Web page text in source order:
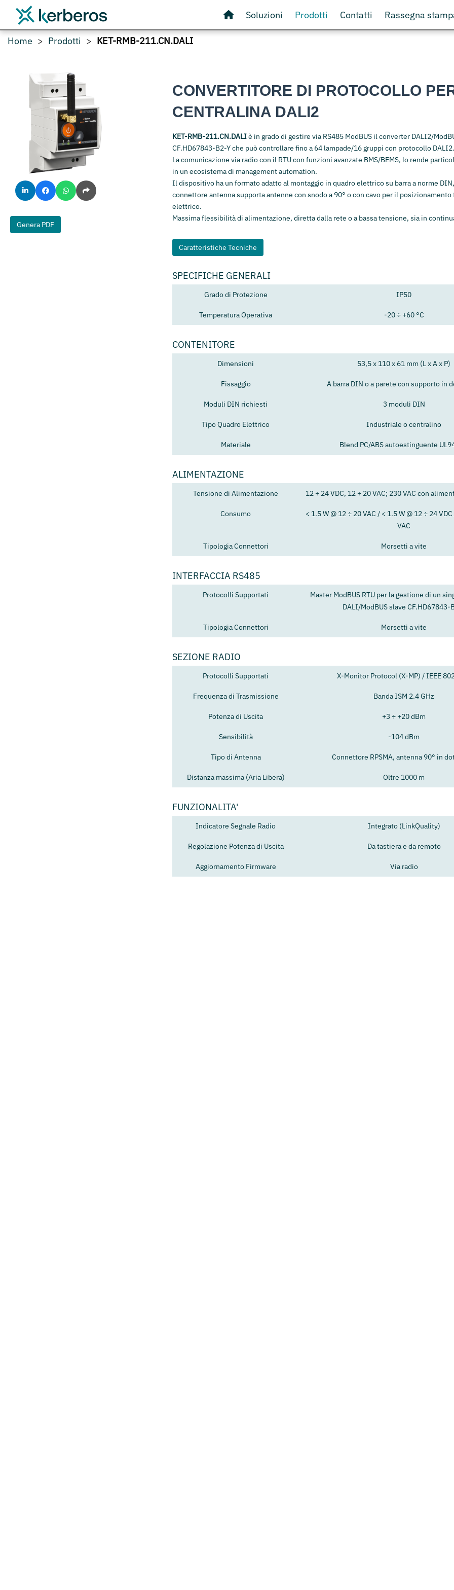
Soluzioni Prodotti Contatti Rassegna
Home Prodotti KET-RMB-211.CN.DALI
Genera PDF
CONVERTITORE DI PROTOCOLLO
CENTRALINA DALI2
KET-RMB-211.CN.DALIè in grado di gestire via RS485 ModBUS il converter DALI2/
CF.HD67843-B2-Y che può controllare fino a 64 lampade/16 gruppi con protocollo DALI2.
La comunicazione via radio con il RTU con funzioni avanzate BMS/BEMS, lo rende
in un ecosistema di management automation.
Il dispositivo ha un formato adatto al montaggio in quadro elettrico su barra a norme
connettore antenna supporta antenne con snodo a 90° o con cavo per il
elettrico.
Massima flessibilità di alimentazione, diretta dalla rete o a bassa tensione, sia in
Caratteristiche Tecniche
SPECIFICHE GENERALI
Grado di Protezione IP50
Temperatura Operativa -20 ÷ +60 °C
CONTENITORE
Dimensioni 53,5 x 110 x 61 mm (L x A x P)
Fissaggio A barra DIN o a parete con supporto in
Moduli DIN richiesti 3 moduli DIN
Tipo Quadro Elettrico Industriale o centralino
Materiale Blend PC/ABS autoestinguente
ALIMENTAZIONE
Tensione di Alimentazione 12 ÷ 24 VDC, 12 ÷ 20 VAC; 230 VAC con
Consumo
< 1.5 W @ 12 ÷ 20 VAC / < 1.5 W @ 12 ÷ 24
VAC
Tipologia Connettori Morsetti a vite
INTERFACCIA RS485
Protocolli Supportati
Master ModBUS RTU per la gestione di un
DALI/ModBUS slave CF.HD67843-
Tipologia Connettori Morsetti a vite
SEZIONE RADIO
Protocolli Supportati X-Monitor Protocol (X-MP) / IEEE
Frequenza di Trasmissione Banda ISM 2.4 GHz
Potenza di Uscita +3 ÷ +20 dBm
Sensibilità -104 dBm
Tipo di Antenna Connettore RPSMA, antenna 90° in
Distanza massima (Aria Libera) Oltre 1000 m
FUNZIONALITA'
Indicatore Segnale Radio Integrato (LinkQuality)
Regolazione Potenza di Uscita Da tastiera e da remoto
Aggiornamento Firmware Via radio